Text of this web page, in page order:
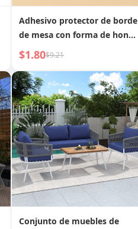
Adhesivo protector de borde
de mesa con forma de hongo
de silicona de dibujos
animados
$1.80$9.21
Conjunto de muebles de